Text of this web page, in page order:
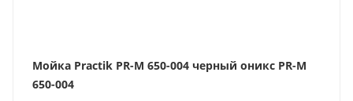
Мойка Practik PR-M 650-004 черный оникс PR-M
650-004